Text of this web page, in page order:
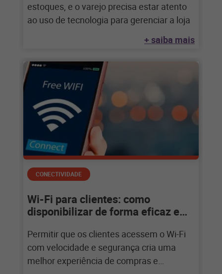
estoques, e o varejo precisa estar atento
ao uso de tecnologia para gerenciar a loja
+ saiba mais
CONECTIVIDADE
Wi-Fi para clientes: como
disponibilizar de forma eficaz e
Permitir que os clientes acessem o Wi-Fi
com velocidade e segurança cria uma
melhor experiência de compras e